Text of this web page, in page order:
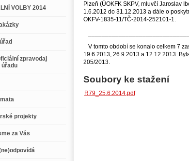
VOLBY 2014
zpravodaj
úřadu
projekty
za Vás
Plzeň (ÚOKFK SKPV, mluvčí Jaroslav
1.6.2012 do 31.12.2013 a dále o
OKFV-1835-11/TČ-2014-252101-1.
V tomto období se konalo celkem 7
19.6.2013, 26.9.2013 a 12.12.2013.
205/2013.
Soubory ke stažení
R79_25.6.2014.pdf